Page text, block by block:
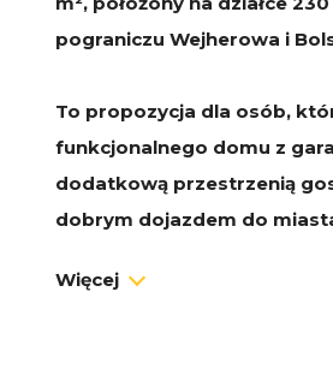
pograniczu Wejherowa i
To propozycja dla osób,
funkcjonalnego domu z
dodatkową przestrzenią
dobrym dojazdem do
Budynek:
Więcej